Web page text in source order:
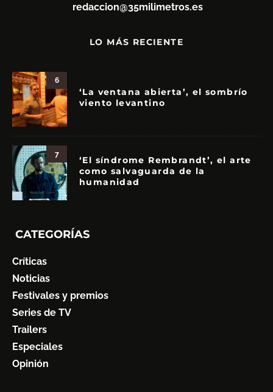
redaccion@35milimetros.es
LO MÁS RECIENTE
6
‘La ventana abierta’, el sombrío
viento levantino
7
‘El síndrome Rembrandt’, el arte
como salvaguarda de la
humanidad
CATEGORÍAS
Críticas
Noticias
Festivales y premios
Series de TV
Trailers
Especiales
Opinión